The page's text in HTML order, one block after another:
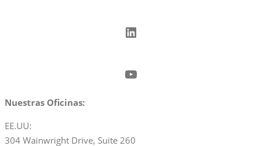
LinkedIn
YouTube
Nuestras Oficinas:
EE.UU:
304 Wainwright Drive, Suite 260